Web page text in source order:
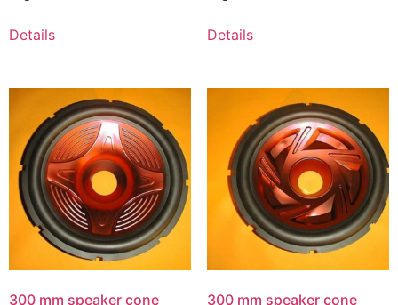
Details Details
300 mm speaker cone
300 mm speaker cone